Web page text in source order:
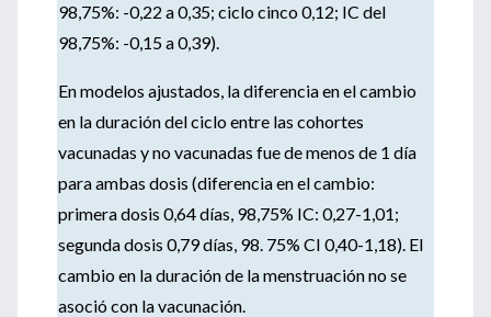
98,75%: -0,22 a 0,35; ciclo cinco 0,12; IC del
98,75%: -0,15 a 0,39).
En modelos ajustados, la diferencia en el cambio
en la duración del ciclo entre las cohortes
vacunadas y no vacunadas fue de menos de 1 día
para ambas dosis (diferencia en el cambio:
primera dosis 0,64 días, 98,75% IC: 0,27-1,01;
segunda dosis 0,79 días, 98. 75% CI 0,40-1,18). El
cambio en la duración de la menstruación no se
asoció con la vacunación.